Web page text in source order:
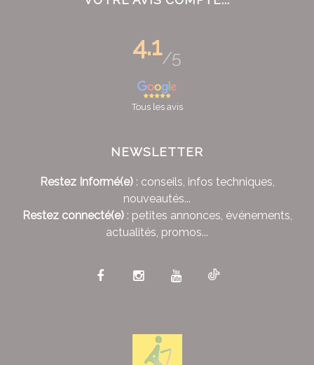
4.1/5
Tous les avis
NEWSLETTER
Restez Informé(e): conseils, infos techniques,
nouveautés...
Restez connecté(e): petites annonces, événements,
actualités, promos...